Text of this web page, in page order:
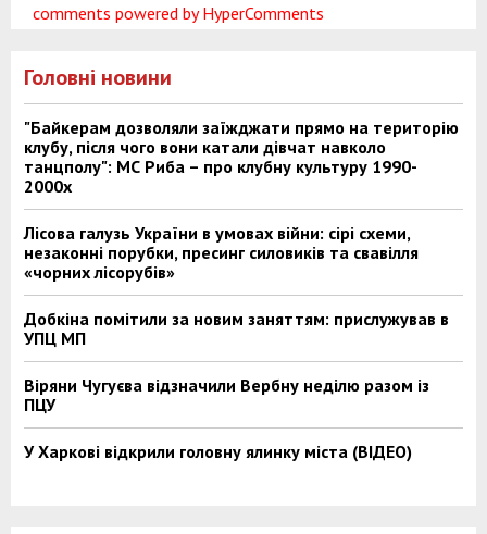
comments powered by HyperComments
Головні новини
"Байкерам дозволяли заїжджати прямо на територію
клубу, після чого вони катали дівчат навколо
танцполу": МС Риба – про клубну культуру 1990-
2000х
Лісова галузь України в умовах війни: сірі схеми,
незаконні порубки, пресинг силовиків та свавілля
«чорних лісорубів»
Добкіна помітили за новим заняттям: прислужував в
УПЦ МП
Віряни Чугуєва відзначили Вербну неділю разом із
ПЦУ
У Харкові відкрили головну ялинку міста (ВІДЕО)